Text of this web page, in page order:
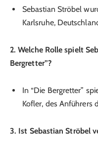
Sebastian Ströbel
Karlsruhe,
2. Welche Rolle spielt
Bergretter”?
In “Die Bergretter”
Kofler, des Anführers
3. Ist Sebastian Ströbel